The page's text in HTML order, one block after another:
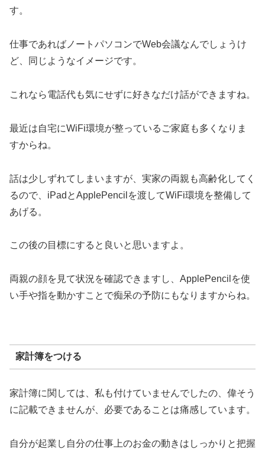
す。
仕事であればノートパソコンでWeb会議なんでしょうけ
ど、同じようなイメージです。
これなら電話代も気にせずに好きなだけ話ができますね。
最近は自宅にWiFi環境が整っているご家庭も多くなりま
すからね。
話は少しずれてしまいますが、実家の両親も高齢化してく
るので、iPadとApplePencilを渡してWiFi環境を整備して
あげる。
この後の目標にすると良いと思いますよ。
両親の顔を見て状況を確認できますし、ApplePencilを使
い手や指を動かすことで痴呆の予防にもなりますからね。
家計簿をつける
家計簿に関しては、私も付けていませんでしたの、偉そう
に記載できませんが、必要であることは痛感しています。
自分が起業し自分の仕事上のお金の動きはしっかりと把握